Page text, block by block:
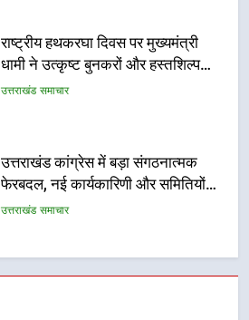
राष्ट्रीय हथकरघा दिवस पर मुख्यमंत्री
धामी ने उत्कृष्ट बुनकरों और हस्तशिल्प
कारीगरों को किया सम्मानित
उत्तराखंड समाचार
उत्तराखंड कांग्रेस में बड़ा संगठनात्मक
फेरबदल, नई कार्यकारिणी और समितियों
का गठन
उत्तराखंड समाचार